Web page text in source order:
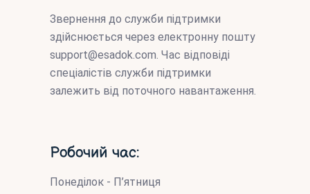
Звернення до служби підтримки
здійснюється через електронну пошту
support@esadok.com . Час відповіді
спеціалістів служби підтримки
залежить від поточного навантаження.
Робочий час:
Понеділок - П’ятниця